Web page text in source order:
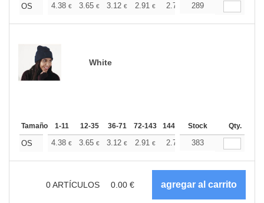
OS 4.38 € 3.65 € 3.12 € 2.91 € 2.77 2.75
289
White
Tamaño 1-11 12-35 36-71 72-143 144-287 288 + Más
Stock Qty.
OS 4.38 € 3.65 € 3.12 € 2.91 € 2.77 2.75
383
0ARTÍCULOS 0.00 €